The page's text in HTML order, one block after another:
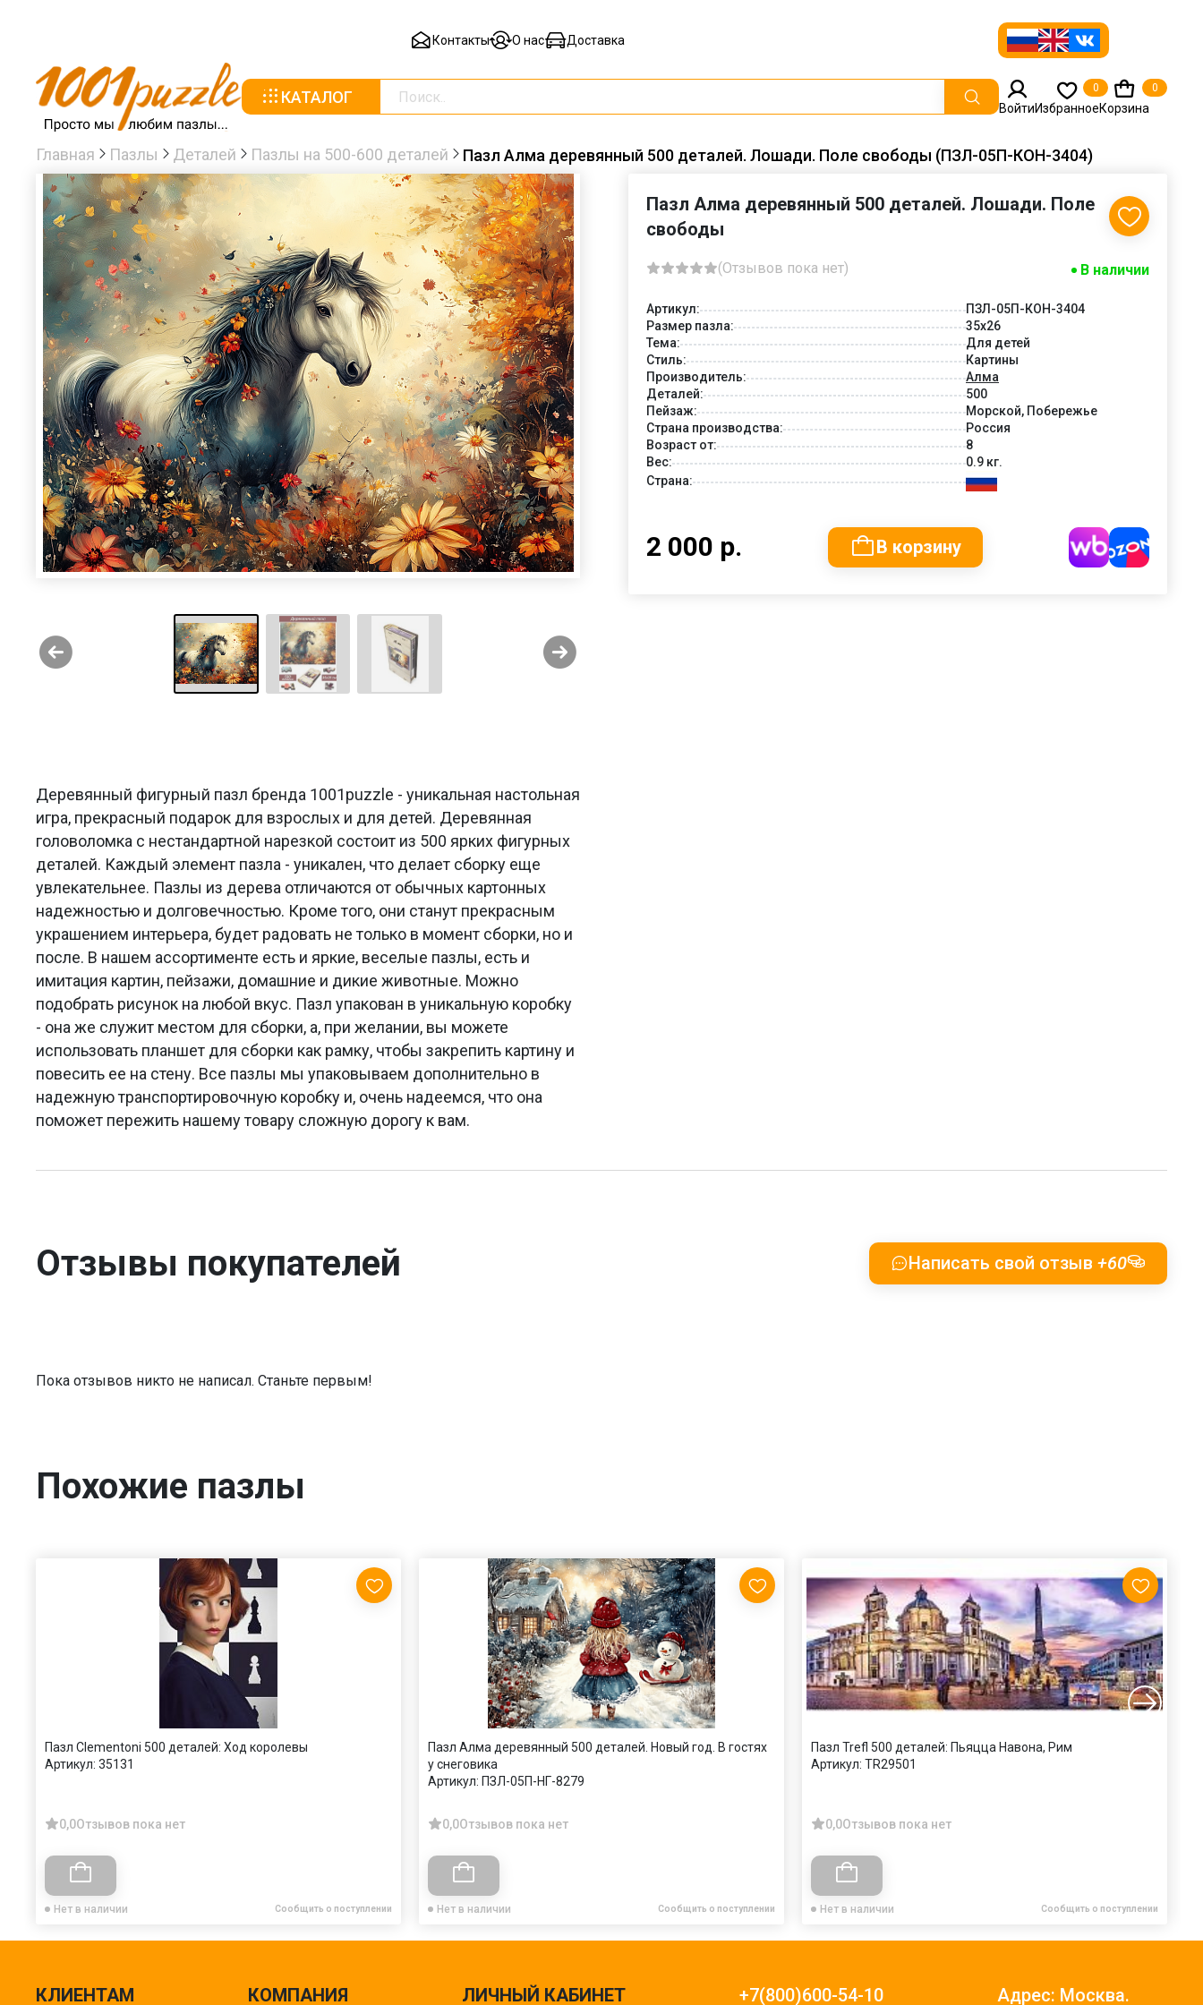
Контакты О нас Доставка
КАТАЛОГ
ВойтиИзбранное
0
Корзина
0
Главная Пазлы Деталей Пазлы на 500-600 деталей Пазл Алма деревянный 500 деталей. Лошади. Поле свободы (ПЗЛ-05П-КОН-3404)
Деревянный фигурный пазл бренда 1001puzzle - уникальная настольная
игра, прекрасный подарок для взрослых и для детей. Деревянная
головоломка с нестандартной нарезкой состоит из 500 ярких фигурных
деталей. Каждый элемент пазла - уникален, что делает сборку еще
увлекательнее. Пазлы из дерева отличаются от обычных картонных
надежностью и долговечностью. Кроме того, они станут прекрасным
украшением интерьера, будет радовать не только в момент сборки, но и
после. В нашем ассортименте есть и яркие, веселые пазлы, есть и
имитация картин, пейзажи, домашние и дикие животные. Можно
подобрать рисунок на любой вкус. Пазл упакован в уникальную коробку
- она же служит местом для сборки, а, при желании, вы можете
использовать планшет для сборки как рамку, чтобы закрепить картину и
повесить ее на стену. Все пазлы мы упаковываем дополнительно в
надежную транспортировочную коробку и, очень надеемся, что она
поможет пережить нашему товару сложную дорогу к вам.
Пазл Алма деревянный 500 деталей. Лошади. Поле
свободы
(Отзывов пока нет) В наличии
Артикул:
ПЗЛ-05П-КОН-3404
Размер пазла:
35х26
Тема:
Для детей
Стиль:
Картины
Производитель:
Алма
Деталей:
500
Пейзаж:
Морской, Побережье
Страна производства:
Россия
Возраст от:
8
Вес:
0.9 кг.
Страна:
2 000 р. В корзину
Отзывы покупателей Написать свой отзыв +60
Пока отзывов никто не написал. Станьте первым!
Похожие пазлы
Пазл Clementoni 500 деталей: Ход королевы
Артикул: 35131
0,0Отзывов пока нет
Нет в наличии Сообщить о поступлении
Пазл Алма деревянный 500 деталей. Новый год. В гостях
у снеговика
Артикул: ПЗЛ-05П-НГ-8279
0,0Отзывов пока нет
Нет в наличии Сообщить о поступлении
Пазл Trefl 500 деталей: Пьяцца Навона, Рим
Артикул: TR29501
0,0Отзывов пока нет
Нет в наличии Сообщить о поступлении
КЛИЕНТАМ КОМПАНИЯ ЛИЧНЫЙ КАБИНЕТ +7(800)600-54-10
Адрес: Москва.